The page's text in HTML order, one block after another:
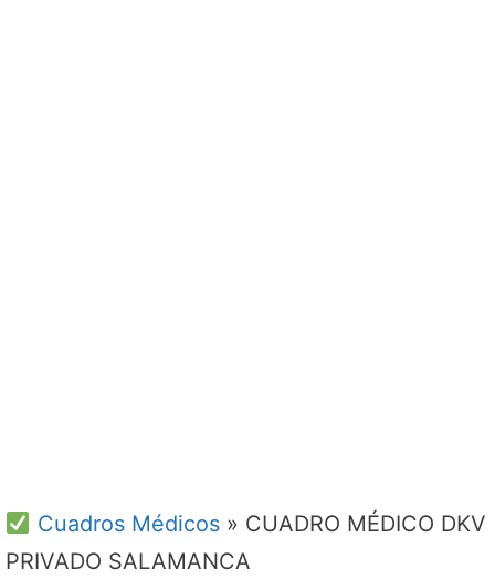
Cuadros Médicos» CUADRO MÉDICO DKV
PRIVADO SALAMANCA